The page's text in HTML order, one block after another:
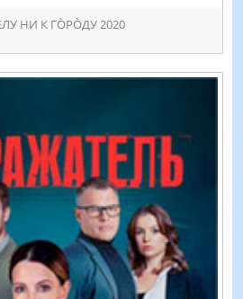
НИ К ГÒРÒДУ 2020